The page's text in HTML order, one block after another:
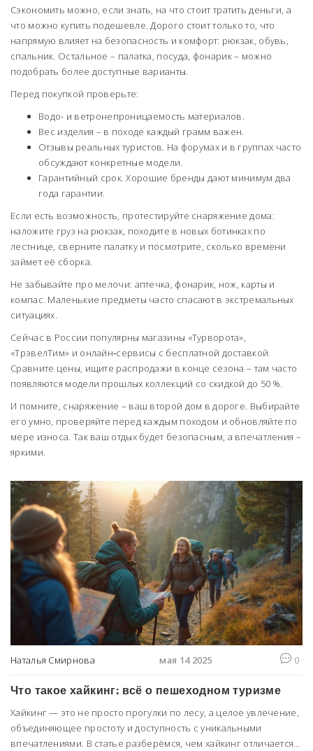
Сэкономить можно, если знать, на что стоит тратить деньги, а
что можно купить подешевле. Дорого стоит только то, что
напрямую влияет на безопасность и комфорт: рюкзак, обувь,
спальник. Остальное – палатка, посуда, фонарик – можно
подобрать более доступные варианты.
Перед покупкой проверьте:
Водо- и ветронепроницаемость материалов.
Вес изделия – в походе каждый грамм важен.
Отзывы реальных туристов. На форумах и в группах часто
обсуждают конкретные модели.
Гарантийный срок. Хорошие бренды дают минимум два
года гарантии.
Если есть возможность, протестируйте снаряжение дома:
наложите груз на рюкзак, походите в новых ботинках по
лестнице, сверните палатку и посмотрите, сколько времени
займет её сборка.
Не забывайте про мелочи: аптечка, фонарик, нож, карты и
компас. Маленькие предметы часто спасают в экстремальных
ситуациях.
Сейчас в России популярны магазины «Турворота»,
«ТрэвелТим» и онлайн‑сервисы с бесплатной доставкой.
Сравните цены, ищите распродажи в конце сезона – там часто
появляются модели прошлых коллекций со скидкой до 50 %.
И помните, снаряжение – ваш второй дом в дороге. Выбирайте
его умно, проверяйте перед каждым походом и обновляйте по
мере износа. Так ваш отдых будет безопасным, а впечатления –
яркими.
Наталья Смирнова мая 14 2025 0
Что такое хайкинг: всё о пешеходном туризме
Хайкинг — это не просто прогулки по лесу, а целое увлечение,
объединяющее простоту и доступность с уникальными
впечатлениями. В статье разберёмся, чем хайкинг отличается